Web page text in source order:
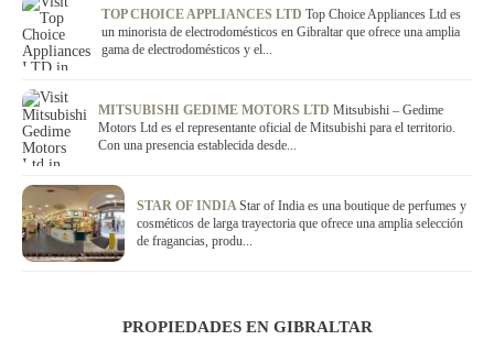
TOP CHOICE APPLIANCES LTD Top Choice Appliances Ltd es
un minorista de electrodomésticos en Gibraltar que ofrece una amplia
gama de electrodomésticos y el...
MITSUBISHI GEDIME MOTORS LTD Mitsubishi – Gedime
Motors Ltd es el representante oficial de Mitsubishi para el territorio.
Con una presencia establecida desde...
STAR OF INDIAStar of India es una boutique de perfumes y
cosméticos de larga trayectoria que ofrece una amplia selección
de fragancias, produ...
PROPIEDADES EN GIBRALTAR